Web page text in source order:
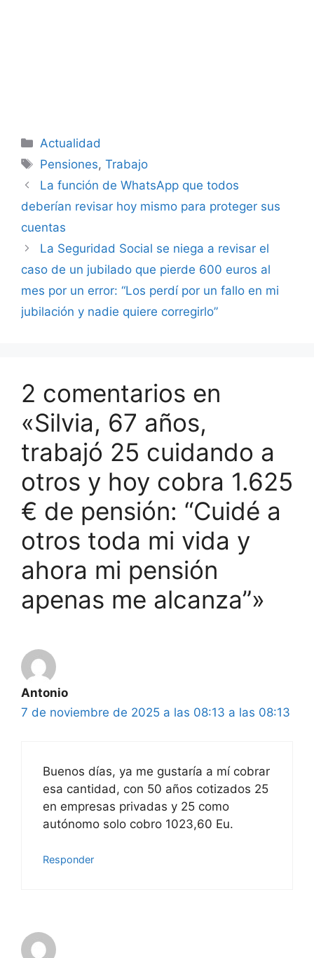
Categorías
Actualidad
Etiquetas
Pensiones,Trabajo
La función de WhatsApp que todos
deberían revisar hoy mismo para proteger sus
cuentas
La Seguridad Social se niega a revisar el
caso de un jubilado que pierde 600 euros al
mes por un error: “Los perdí por un fallo en mi
jubilación y nadie quiere corregirlo”
2 comentarios en
«Silvia, 67 años,
trabajó 25 cuidando a
otros y hoy cobra 1.625
€ de pensión: “Cuidé a
otros toda mi vida y
ahora mi pensión
apenas me alcanza”»
Antonio
7 de noviembre de 2025 a las 08:13 a las 08:13
Buenos días, ya me gustaría a mí cobrar
esa cantidad, con 50 años cotizados 25
en empresas privadas y 25 como
autónomo solo cobro 1023,60 Eu.
Responder